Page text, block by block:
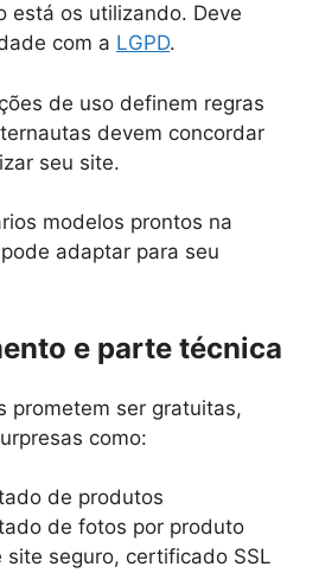
está os utilizando. Deve
com a LGPD.
de uso definem regras
devem concordar
seu site.
modelos prontos na
adaptar para seu
e parte técnica
prometem ser gratuitas,
como:
de produtos
de fotos por produto
site seguro, certificado SSL